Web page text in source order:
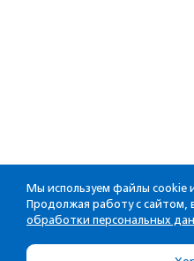
Мы используем файлы cookie
Продолжая работу с сайтом,
обработки персональных